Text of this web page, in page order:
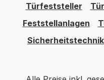
Türfeststeller
Feststellanlagen
Sicherheitstechnik